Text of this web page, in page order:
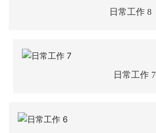
日常工作 8
日常工作 7